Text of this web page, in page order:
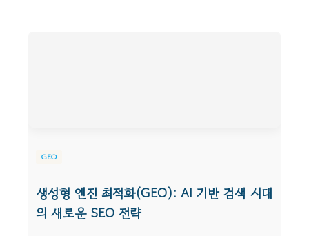
GEO
생성형 엔진 최적화(GEO): AI 기반 검색 시대
의 새로운 SEO 전략